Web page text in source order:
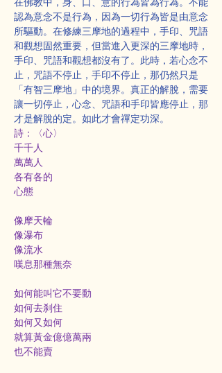
認為意念不是行為，因為一切行為皆是由意念
所驅動。在修練三摩地的過程中，手印、咒語
和觀想固然重要，但當進入更深的三摩地時，
手印、咒語和觀想都沒有了。此時，若心念不
止，咒語不停止，手印不停止，那仍然只是
「有智三摩地」中的境界。真正的解脫，需要
讓一切停止，心念、咒語和手印皆應停止，那
才是解脫的定。如此才會禪定功深。
詩：〈心〉
千千人
萬萬人
各有各的
心態
像摩天輪
像瀑布
像流水
嘆息那種無奈
如何能叫它不要動
如何去刹住
如何又如何
就算黃金億億萬兩
也不能賣